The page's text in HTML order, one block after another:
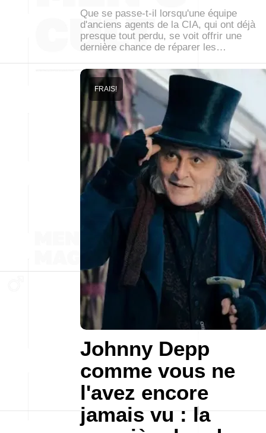
Que se passe-t-il lorsqu'une équipe
d'anciens agents de la CIA, qui ont déjà
presque tout perdu, se voit offrir une
dernière chance de réparer les…
Johnny Depp
comme vous ne
l'avez encore
jamais vu : la
FRAIS!